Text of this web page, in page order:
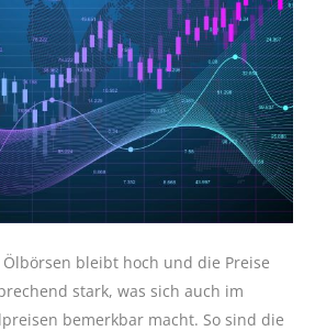
bleibt hoch und die Preise
stark, was sich auch im
bemerkbar macht. So sind die